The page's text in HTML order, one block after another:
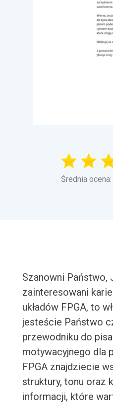
Średnia
Szanowni Państwo,
zainteresowani
układów FPGA, to
jesteście Państwo
przewodniku do
motywacyjnego dla
FPGA znajdziecie
struktury, tonu oraz
informacji, które